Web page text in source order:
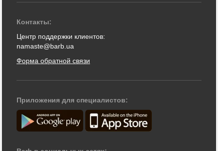
Контакты:
Центр поддержки клиентов:
namaste@barb.ua
Форма обратной связи
Приложения для специалистов: